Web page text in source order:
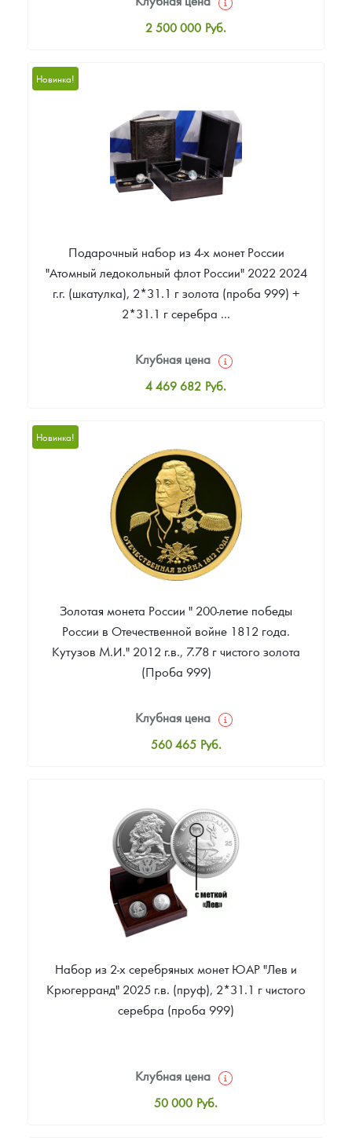
2 500 000 Руб.
Звоните
Новинка!
Подарочный набор из 4-х монет России
"Атомный ледокольный флот России" 2022 2024
г.г. (шкатулка), 2*31.1 г золота (проба 999) +
2*31.1 г серебра ...
Клубная цена
4 469 682 Руб.
Цена выкупа
Звоните
Новинка!
Золотая монета России " 200-летие победы
России в Отечественной войне 1812 года.
Кутузов М.И." 2012 г.в., 7.78 г чистого золота
(Проба 999)
Клубная цена
560 465 Руб.
Цена выкупа
Звоните
Набор из 2-х серебряных монет ЮАР "Лев и
Крюгерранд" 2025 г.в. (пруф), 2*31.1 г чистого
серебра (проба 999)
Клубная цена
50 000 Руб.